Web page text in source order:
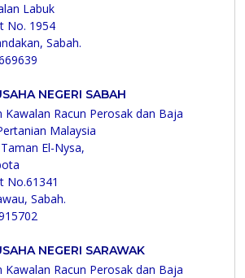
Labuk
No. 1954
Sabah.
NEGERI SABAH
Kawalan Racun Perosak dan Baja
Malaysia
El-Nysa,
No.61341
Sabah.
NEGERI SARAWAK
Kawalan Racun Perosak dan Baja